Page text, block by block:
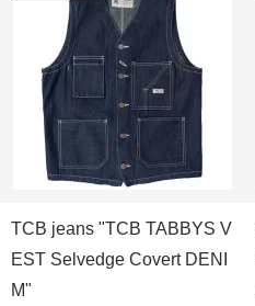
TCB jeans "TCB TABBYS V
EST Selvedge Covert DENI
M"